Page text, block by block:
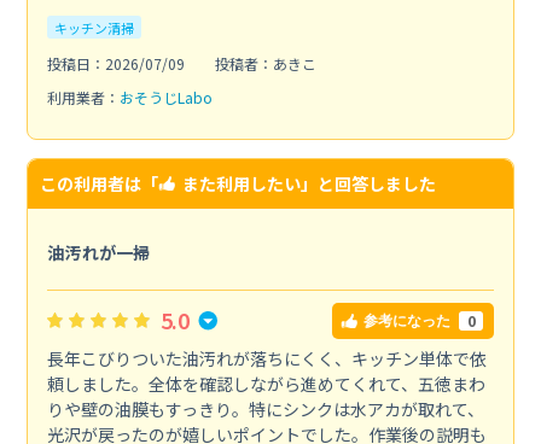
キッチン清掃
投稿日：2026/07/09
投稿者：あきこ
利用業者： おそうじLabo
この利用者は「 また利用したい」と回答しました
油汚れが一掃
5.0 参考になった 0
長年こびりついた油汚れが落ちにくく、キッチン単体で依
頼しました。全体を確認しながら進めてくれて、五徳まわ
りや壁の油膜もすっきり。特にシンクは水アカが取れて、
光沢が戻ったのが嬉しいポイントでした。作業後の説明も